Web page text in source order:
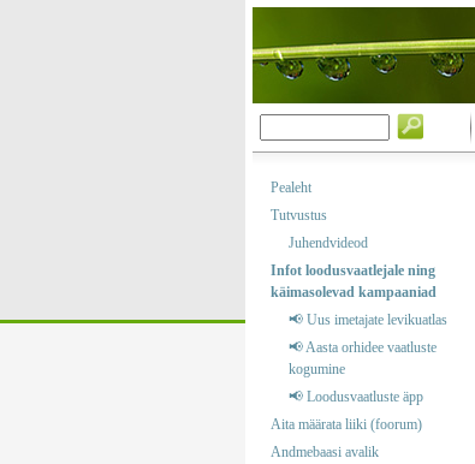
Pealeht
Tutvustus
Juhendvideod
Infot loodusvaatlejale ning
käimasolevad kampaaniad
📢 Uus imetajate levikuatlas
📢 Aasta orhidee vaatluste
kogumine
📢 Loodusvaatluste äpp
Aita määrata liiki (foorum)
Andmebaasi avalik